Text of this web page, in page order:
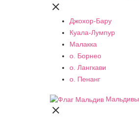

Джохор-Бару
Куала-Лумпур
Малакка
о. Борнео
о. Лангкави
о. Пенанг
Мальдивы
